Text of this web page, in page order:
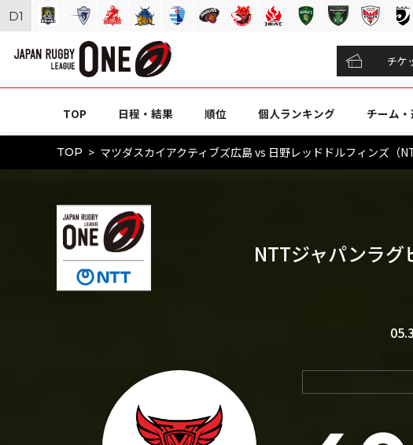
チケ
TOP 日程・結果 順位 個人ランキング チーム
TOP マツダスカイアクティブズ広島 vs 日野レッドドルフィンズ
NTTジャパンラ
D1